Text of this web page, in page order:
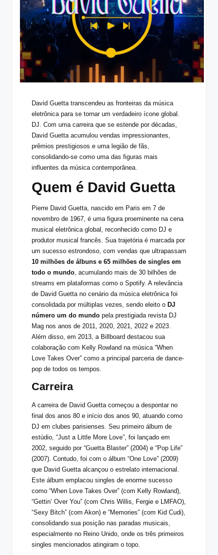
David Guetta transcendeu as fronteiras da música
eletrônica para se tornar um verdadeiro ícone global.
DJ. Com uma carreira que se estende por décadas,
David Guetta acumulou vendas impressionantes,
prêmios prestigiosos e uma legião de fãs,
consolidando-se como uma das figuras mais
influentes da música contemporânea.
Quem é David Guetta
Pierre David Guetta, nascido em Paris em 7 de
novembro de 1967, é uma figura proeminente na cena
musical eletrônica global, reconhecido como DJ e
produtor musical francês. Sua trajetória é marcada por
um sucesso estrondoso, com vendas que ultrapassam
10 milhões de álbuns e 65 milhões de singles em
todo o mundo , acumulando mais de 30 bilhões de
streams em plataformas como o Spotify. A relevância
de David Guetta no cenário da música eletrônica foi
consolidada por múltiplas vezes, sendo eleito o DJ
número um do mundo pela prestigiada revista DJ
Mag nos anos de 2011, 2020, 2021, 2022 e 2023.
Além disso, em 2013, a Billboard destacou sua
colaboração com Kelly Rowland na música “When
Love Takes Over” como a principal parceria de dance-
pop de todos os tempos.
Carreira
A carreira de David Guetta começou a despontar no
final dos anos 80 e início dos anos 90, atuando como
DJ em clubes parisienses. Seu primeiro álbum de
estúdio, “Just a Little More Love”, foi lançado em
2002, seguido por “Guetta Blaster” (2004) e “Pop Life”
(2007). Contudo, foi com o álbum “One Love” (2009)
que David Guetta alcançou o estrelato internacional.
Este álbum emplacou singles de enorme sucesso
como “When Love Takes Over” (com Kelly Rowland),
“Gettin’ Over You” (com Chris Willis, Fergie e LMFAO),
“Sexy Bitch” (com Akon) e “Memories” (com Kid Cudi),
consolidando sua posição nas paradas musicais,
especialmente no Reino Unido, onde os três primeiros
singles mencionados atingiram o topo.